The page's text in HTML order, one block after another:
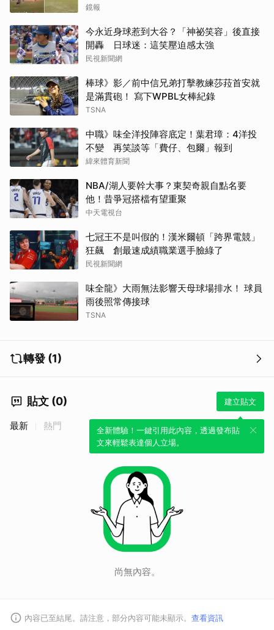
鏡報
今永近身球惹到大谷？「神祕笑容」後直接
開轟 日球迷：這笑壓迫感太強
民視新聞網
棒球》影／前中信兄弟打擊教練莎菈首安就
是滿貫砲！ 寫下WPBL女棒紀錄
TSNA
中職》味全洋投陣容底定！葉君璋：4洋投
不變 再笑談等「費仔、包爾」報到
緯來體育新聞
NBA/湖人要幹大事？東契奇親自點名要
他！昔爭冠搭檔有望重聚
中天電視台
七冠王不是叫假的！漢米爾頓「跨界電競」
狂飆 創最速成績職業選手臉綠了
民視新聞網
味全龍》大雨無法影響天母球場排水！ 球員
雨後照常傳接球
TSNA
轉發 (1)
貼文 (0) 建立貼文
全新體驗！一鍵引用此內容，透過發布貼
文來輕鬆表達個人立場。
最新 熱門
尚無內容。
內容已至結尾。請注意，部分內容可能未顯示。 查看資訊